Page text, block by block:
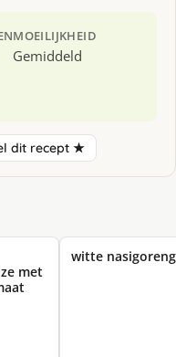
MOEILIJKHEID
Gemiddeld
dit recept ★
met
witte nasigoreng